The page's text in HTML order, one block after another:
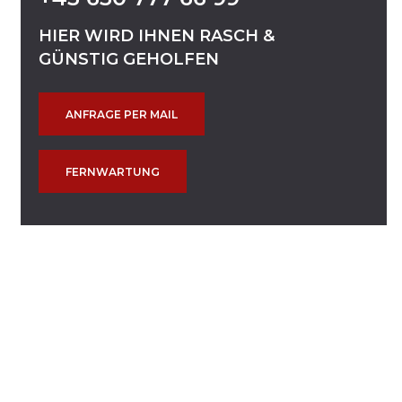
HIER WIRD IHNEN RASCH &
GÜNSTIG GEHOLFEN
ANFRAGE PER MAIL
FERNWARTUNG